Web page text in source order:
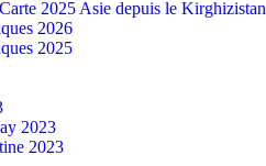
Carte 2025 Asie depuis le Kirghizistan
2026
2025
2023
2023